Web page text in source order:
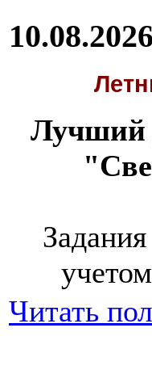
10.08.2026
Лучший
Читать